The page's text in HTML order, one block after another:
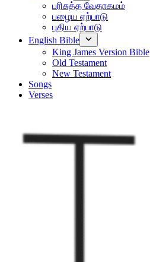
பரிசுத்த வேதாகமம்
பழைய ஏற்பாடு
புதிய ஏற்பாடு
English Bible
King James Version Bible
Old Testament
New Testament
Songs
Verses